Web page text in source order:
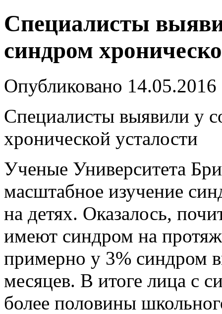
Специалисты
синдром
Опубликовано 14.05.2016
Специалисты выявили у
хронической усталости
Ученые Университета
масштабное изучение
на детях. Оказалось,
имеют синдром на
примерно у 3% синдром
месяцев. В итоге лица с
более половины